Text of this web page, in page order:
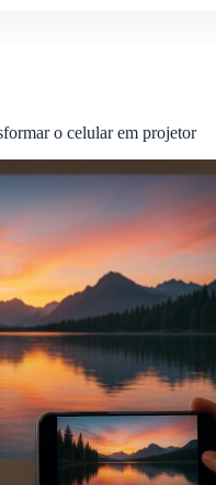
o celular em projetor